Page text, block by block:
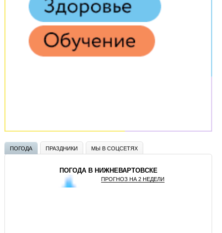
ПОГОДА ПРАЗДНИКИ МЫ В СОЦСЕТЯХ
ПОГОДА В НИЖНЕВАРТОВСКЕ
ПРОГНОЗ НА 2 НЕДЕЛИ